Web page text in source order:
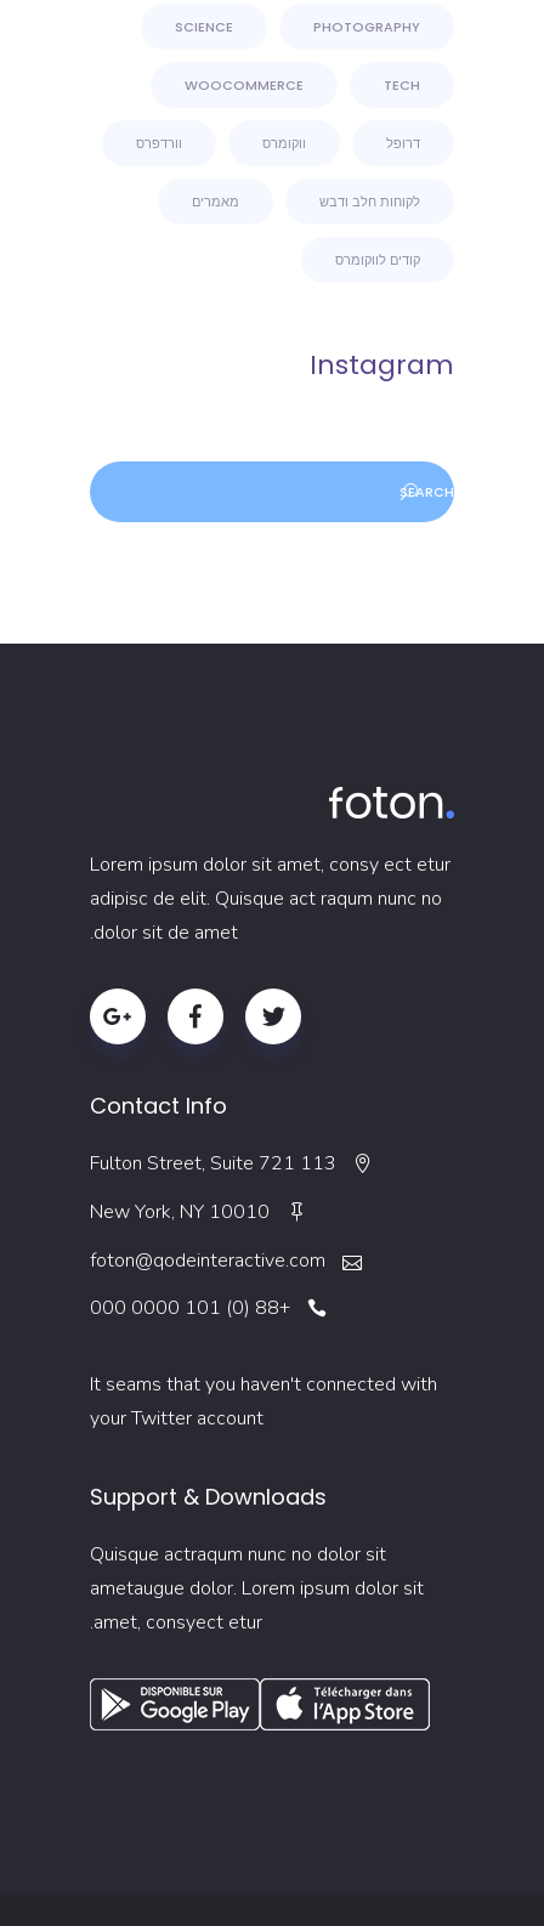
PHOTOGRAPHY
SCIENCE
TECH
WOOCOMMERCE
דרופל ווקומרס וורדפרס
לקוחות חלב ודבש מאמרים
קודים לווקומרס
Instagram
Search
Lorem ipsum dolor sit amet, consy ect etur
adipisc de elit. Quisque act raqum nunc no
dolor sit de amet.
Contact Info
113 Fulton Street, Suite 721
New York, NY 10010
foton@qodeinteractive.com
+88 (0) 101 0000 000
It seams that you haven't connected with
your Twitter account
Support & Downloads
Quisque actraqum nunc no dolor sit
ametaugue dolor. Lorem ipsum dolor sit
amet, consyect etur.